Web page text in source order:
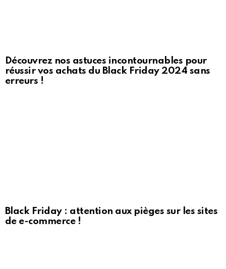
Découvrez nos astuces incontournables pour
réussir vos achats du Black Friday 2024 sans
erreurs !
Black Friday : attention aux pièges sur les sites
de e-commerce !